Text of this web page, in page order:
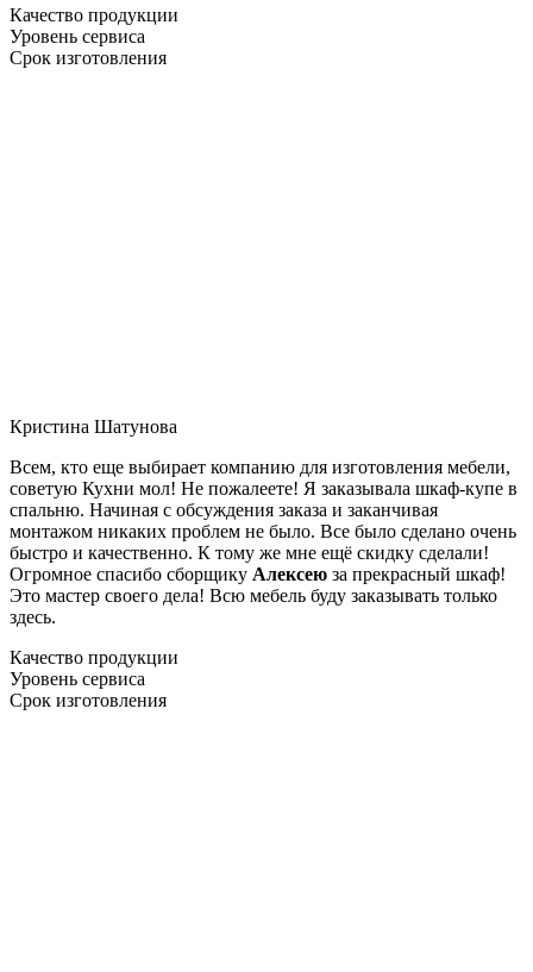
Качество продукции
Уровень сервиса
Срок изготовления
Кристина Шатунова
Всем, кто еще выбирает компанию для изготовления мебели,
советую Кухни мол! Не пожалеете! Я заказывала шкаф-купе в
спальню. Начиная с обсуждения заказа и заканчивая
монтажом никаких проблем не было. Все было сделано очень
быстро и качественно. К тому же мне ещё скидку сделали!
Огромное спасибо сборщику Алексею за прекрасный шкаф!
Это мастер своего дела! Всю мебель буду заказывать только
здесь.
Качество продукции
Уровень сервиса
Срок изготовления